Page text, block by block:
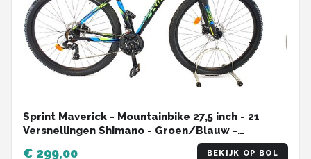
Sprint Maverick - Mountainbike 27,5 inch - 21
Versnellingen Shimano - Groen/Blauw -
Framemaat:48 cm - BK22SI0221 B
€ 299,00 BEKIJK OP BOL